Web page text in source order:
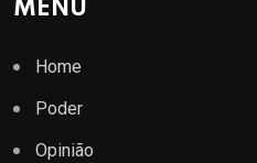
MENU
Home
Poder
Opinião